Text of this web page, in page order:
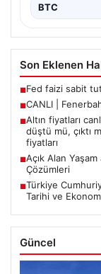
BTC
Son Eklenen
■Fed faizi sabit
■CANLI |
■Altın fiyatları
düştü mü, çıktı
fiyatları
■Açık Alan
Çözümleri
■Türkiye
Tarihi ve
Güncel